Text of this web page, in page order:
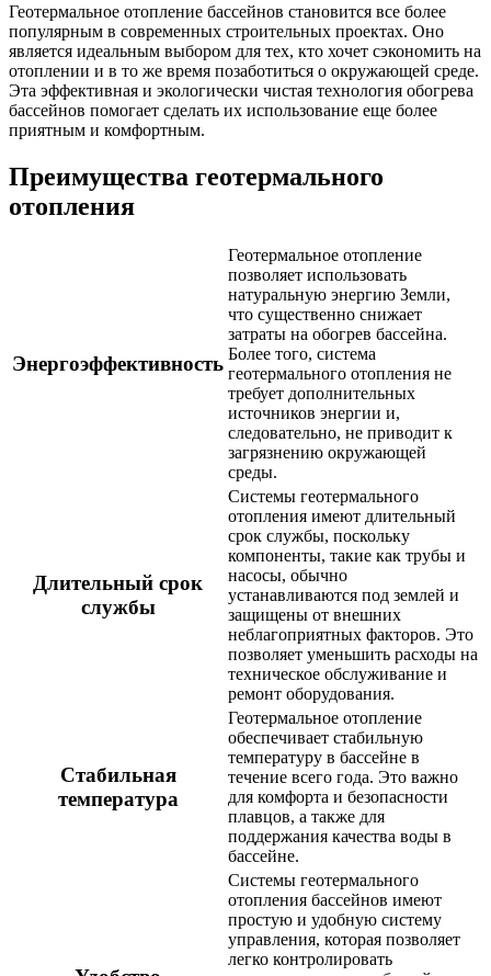
Геотермальное отопление бассейнов становится все более
популярным в современных строительных проектах. Оно
является идеальным выбором для тех, кто хочет сэкономить на
отоплении и в то же время позаботиться о окружающей среде.
Эта эффективная и экологически чистая технология обогрева
бассейнов помогает сделать их использование еще более
приятным и комфортным.
Преимущества геотермального
отопления
Энергоэффективность
Геотермальное отопление
позволяет использовать
натуральную энергию Земли,
что существенно снижает
затраты на обогрев бассейна.
Более того, система
геотермального отопления не
требует дополнительных
источников энергии и,
следовательно, не приводит к
загрязнению окружающей
среды.
Длительный срок
службы
Системы геотермального
отопления имеют длительный
срок службы, поскольку
компоненты, такие как трубы и
насосы, обычно
устанавливаются под землей и
защищены от внешних
неблагоприятных факторов. Это
позволяет уменьшить расходы на
техническое обслуживание и
ремонт оборудования.
Стабильная
температура
Геотермальное отопление
обеспечивает стабильную
температуру в бассейне в
течение всего года. Это важно
для комфорта и безопасности
плавцов, а также для
поддержания качества воды в
бассейне.
Системы геотермального
отопления бассейнов имеют
простую и удобную систему
управления, которая позволяет
легко контролировать